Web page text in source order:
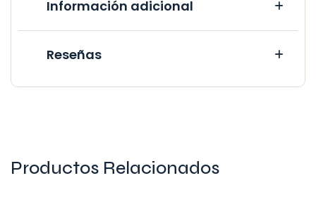
Información adicional
Reseñas
Productos Relacionados